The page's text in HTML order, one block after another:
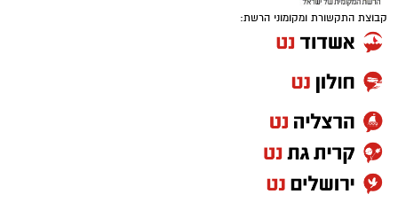
קבוצת התקשורת ומקומוני הרשת: